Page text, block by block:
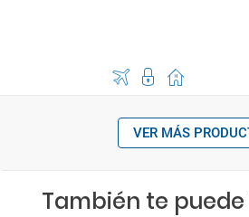
VER MÁS
También te puede